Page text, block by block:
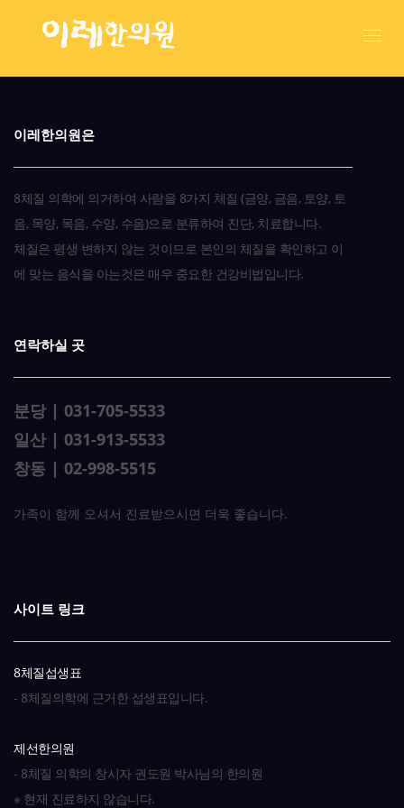
이레한의원은
8체질 의학에 의거하여 사람을 8가지 체질 (금양, 금음, 토양, 토
음, 목양, 목음, 수양, 수음)으로 분류하여 진단, 치료합니다.
체질은 평생 변하지 않는 것이므로 본인의 체질을 확인하고 이
에 맞는 음식을 아는것은 매우 중요한 건강비법입니다.
연락하실 곳
분당 | 031-705-5533
일산 | 031-913-5533
창동 | 02-998-5515
가족이 함께 오셔서 진료받으시면 더욱 좋습니다.
사이트 링크
8체질섭생표
- 8체질의학에 근거한 섭생표입니다.
제선한의원
- 8체질 의학의 창시자 권도원 박사님의 한의원
※ 현재 진료하지 않습니다.